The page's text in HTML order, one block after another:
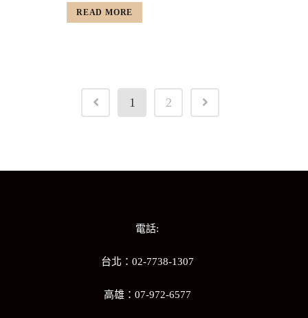
READ MORE
1 2
電話:
台北：02-7738-1307
高雄：07-972-6577